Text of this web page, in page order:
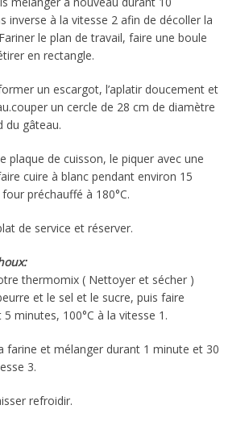
inverse à la vitesse 2 afin de décoller la
le plan de travail, faire une boule
en rectangle.
un escargot, l’aplatir doucement et
un cercle de 28 cm de diamètre
du gâteau.
plaque de cuisson, le piquer avec une
cuire à blanc pendant environ 15
préchauffé à 180°C.
de service et réserver.
thermomix ( Nettoyer et sécher )
et le sel et le sucre, puis faire
minutes, 100°C à la vitesse 1.
farine et mélanger durant 1 minute et 30
3.
refroidir.